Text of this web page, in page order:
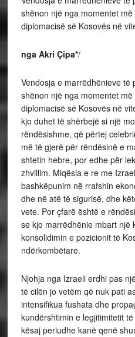
shënon një nga momentet
diplomacisë së Kosovës në
nga Akri Çipa*/
Vendosja e marrëdhënieve të
shënon një nga momentet
diplomacisë së Kosovës në
kjo duhet të shërbejë si një
rëndësishme, që përtej
më të gjerë për rëndësinë e
shtetin hebre, por edhe për
zhvillim. Miqësia e re me
bashkëpunim në rrafshin
dhe në atë të sigurisë, dhe
vete. Por çfarë është e
se kjo marrëdhënie mbart një
konsolidimin e pozicionit të
ndërkombëtare.
Njohja nga Izraeli erdhi pas
të cilën jo vetëm që nuk pati
intensifikua fushata dhe
kundërshtimin e legjitimitetit
kësaj periudhe kanë qenë